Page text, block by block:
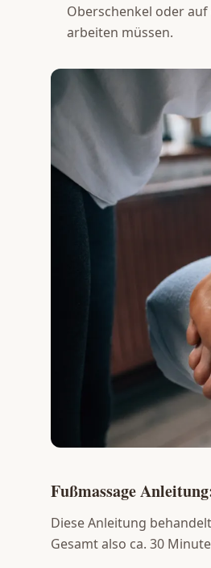
Oberschenkel oder
arbeiten müssen.
Fußmassage
Diese Anleitung
Gesamt also ca. 30